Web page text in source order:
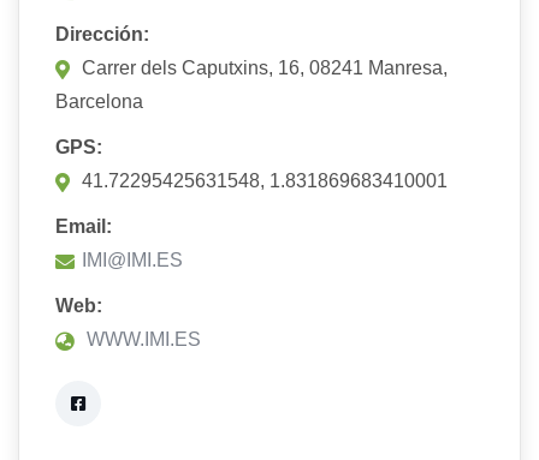
Dirección:
Carrer dels Caputxins, 16, 08241 Manresa,
Barcelona
GPS:
41.72295425631548, 1.831869683410001
Email:
IMI@IMI.ES
Web:
WWW.IMI.ES